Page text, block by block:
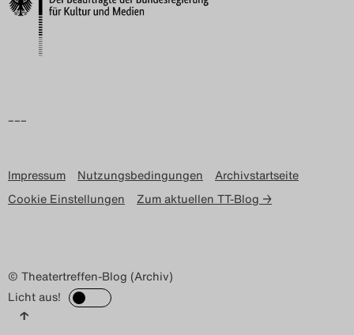
–––
Impressum Nutzungsbedingungen
Archivstartseite
Cookie Einstellungen
Zum aktuellen TT-Blog →
© Theatertreffen-Blog (Archiv)
Licht aus!
↑